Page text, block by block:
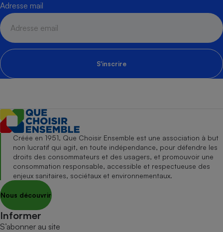
Adresse mail
S'inscrire
Créée en 1951, Que Choisir Ensemble est une association à but
non lucratif qui agit, en toute indépendance, pour défendre les
droits des consommateurs et des usagers, et promouvoir une
consommation responsable, accessible et respectueuse des
enjeux sanitaires, sociétaux et environnementaux.
Nous découvrir
Informer
S’abonner au site